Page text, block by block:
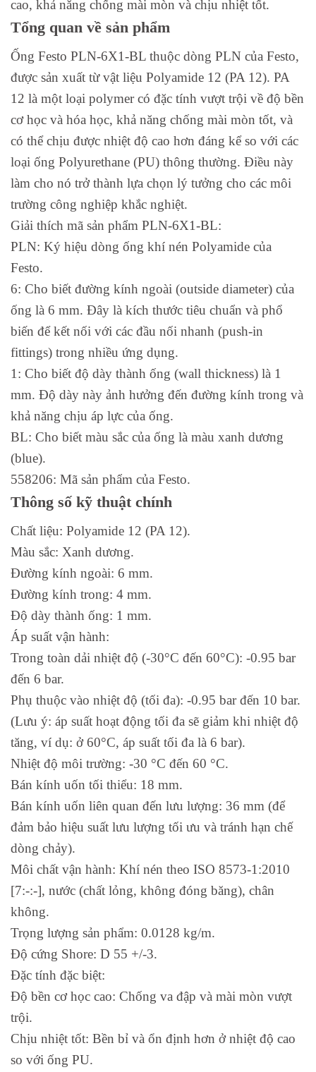
cao, khả năng chống mài mòn và chịu nhiệt tốt.
Tổng quan về sản phẩm
Ống Festo PLN-6X1-BL thuộc dòng PLN của Festo,
được sản xuất từ vật liệu Polyamide 12 (PA 12). PA
12 là một loại polymer có đặc tính vượt trội về độ bền
cơ học và hóa học, khả năng chống mài mòn tốt, và
có thể chịu được nhiệt độ cao hơn đáng kể so với các
loại ống Polyurethane (PU) thông thường. Điều này
làm cho nó trở thành lựa chọn lý tưởng cho các môi
trường công nghiệp khắc nghiệt.
Giải thích mã sản phẩm PLN-6X1-BL:
PLN: Ký hiệu dòng ống khí nén Polyamide của
Festo.
6: Cho biết đường kính ngoài (outside diameter) của
ống là 6 mm. Đây là kích thước tiêu chuẩn và phổ
biến để kết nối với các đầu nối nhanh (push-in
fittings) trong nhiều ứng dụng.
1: Cho biết độ dày thành ống (wall thickness) là 1
mm. Độ dày này ảnh hưởng đến đường kính trong và
khả năng chịu áp lực của ống.
BL: Cho biết màu sắc của ống là màu xanh dương
(blue).
558206: Mã sản phẩm của Festo.
Thông số kỹ thuật chính
Chất liệu: Polyamide 12 (PA 12).
Màu sắc: Xanh dương.
Đường kính ngoài: 6 mm.
Đường kính trong: 4 mm.
Độ dày thành ống: 1 mm.
Áp suất vận hành:
Trong toàn dải nhiệt độ (-30°C đến 60°C): -0.95 bar
đến 6 bar.
Phụ thuộc vào nhiệt độ (tối đa): -0.95 bar đến 10 bar.
(Lưu ý: áp suất hoạt động tối đa sẽ giảm khi nhiệt độ
tăng, ví dụ: ở 60°C, áp suất tối đa là 6 bar).
Nhiệt độ môi trường: -30 °C đến 60 °C.
Bán kính uốn tối thiểu: 18 mm.
Bán kính uốn liên quan đến lưu lượng: 36 mm (để
đảm bảo hiệu suất lưu lượng tối ưu và tránh hạn chế
dòng chảy).
Môi chất vận hành: Khí nén theo ISO 8573-1:2010
[7:-:-], nước (chất lỏng, không đóng băng), chân
không.
Trọng lượng sản phẩm: 0.0128 kg/m.
Độ cứng Shore: D 55 +/-3.
Đặc tính đặc biệt:
Độ bền cơ học cao: Chống va đập và mài mòn vượt
trội.
Chịu nhiệt tốt: Bền bỉ và ổn định hơn ở nhiệt độ cao
so với ống PU.